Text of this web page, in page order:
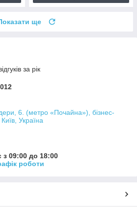
ще
за рік
6. (метро «Почайна»), бізнес-
Україна
з 09:00 до 18:00
роботи